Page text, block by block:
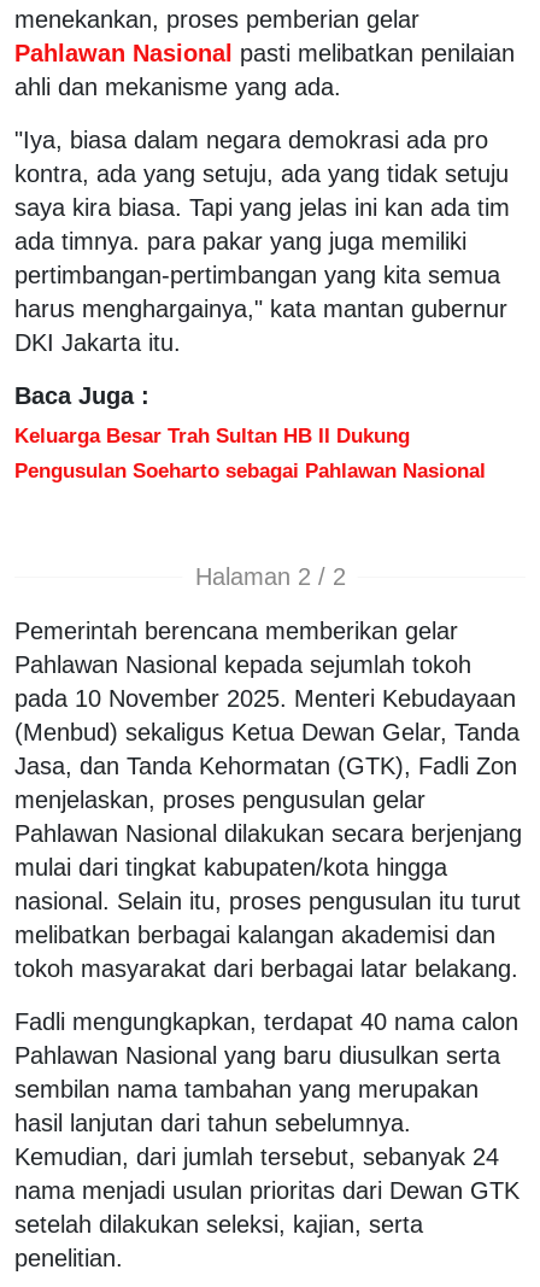
menekankan, proses pemberian gelar
Pahlawan Nasional pasti melibatkan penilaian
ahli dan mekanisme yang ada.
"Iya, biasa dalam negara demokrasi ada pro
kontra, ada yang setuju, ada yang tidak setuju
saya kira biasa. Tapi yang jelas ini kan ada tim
ada timnya. para pakar yang juga memiliki
pertimbangan-pertimbangan yang kita semua
harus menghargainya," kata mantan gubernur
DKI Jakarta itu.
Baca Juga :
Keluarga Besar Trah Sultan HB II Dukung
Pengusulan Soeharto sebagai Pahlawan Nasional
Halaman 2 / 2
Pemerintah berencana memberikan gelar
Pahlawan Nasional kepada sejumlah tokoh
pada 10 November 2025. Menteri Kebudayaan
(Menbud) sekaligus Ketua Dewan Gelar, Tanda
Jasa, dan Tanda Kehormatan (GTK), Fadli Zon
menjelaskan, proses pengusulan gelar
Pahlawan Nasional dilakukan secara berjenjang
mulai dari tingkat kabupaten/kota hingga
nasional. Selain itu, proses pengusulan itu turut
melibatkan berbagai kalangan akademisi dan
tokoh masyarakat dari berbagai latar belakang.
Fadli mengungkapkan, terdapat 40 nama calon
Pahlawan Nasional yang baru diusulkan serta
sembilan nama tambahan yang merupakan
hasil lanjutan dari tahun sebelumnya.
Kemudian, dari jumlah tersebut, sebanyak 24
nama menjadi usulan prioritas dari Dewan GTK
setelah dilakukan seleksi, kajian, serta
penelitian.